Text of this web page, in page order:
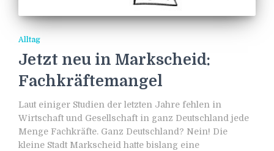
Alltag
Jetzt neu in Markscheid:
Fachkräftemangel
Laut einiger Studien der letzten Jahre fehlen in
Wirtschaft und Gesellschaft in ganz Deutschland jede
Menge Fachkräfte. Ganz Deutschland? Nein! Die
kleine Stadt Markscheid hatte bislang eine